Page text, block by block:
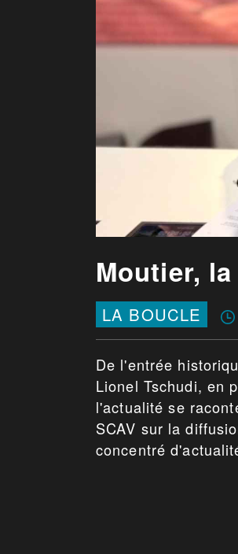
Moutier,
LA BOUCLE
De l'entrée
Lionel Tschudi, en
l'actualité se
SCAV sur la
concentré